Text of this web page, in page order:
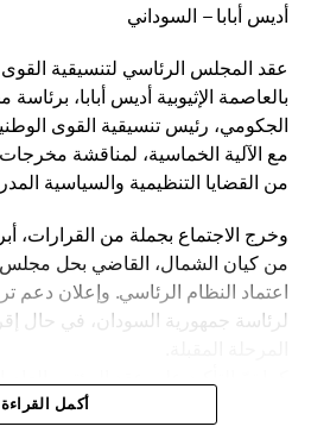
أديس أبابا – السوداني
عقد المجلس الرئاسي لتنسيقية القوى
بالعاصمة الإثيوبية أديس أبابا،
الجكومي، رئيس تنسيقية القوى
مع الآلية الخماسية، لمناقشة
من القضايا التنظيمية والسياسية
وخرج الاجتماع بجملة من القرارات،
من كيان الشمال، القاضي بحل مجلس
اعتماد النظام الرئاسي. وإعلان دعم
لرئاسة جمهورية السودان، في حال
الوطنية بمدينة الخرطوم خلال الفترة
أكمل القراءة